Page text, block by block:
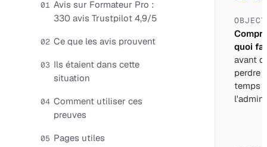
01 Avis sur Formateur Pro :
330 avis Trustpilot 4,9/5
02 Ce que les avis prouvent
03 Ils étaient dans cette
situation
04 Comment utiliser ces
preuves
05 Pages utiles
quoi
avant
perdre
temps